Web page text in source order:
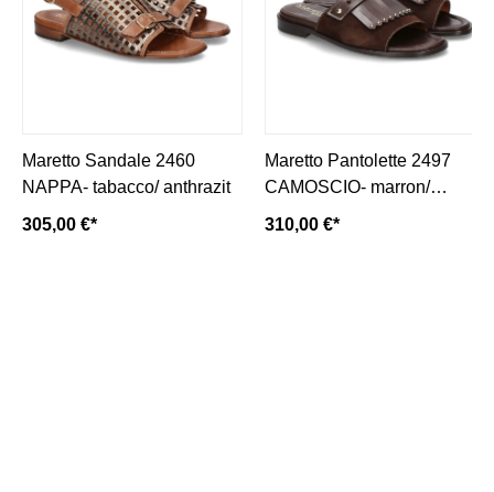
Maretto Sandale 2460
NAPPA- tabacco/ anthrazit
305,00 €*
Maretto Pantolette 2497
CAMOSCIO- marron/
dunkelbraun
310,00 €*